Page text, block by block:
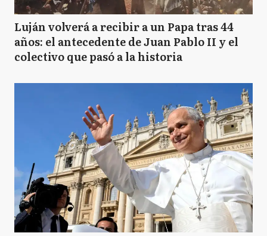
Luján volverá a recibir a un Papa tras 44
años: el antecedente de Juan Pablo II y el
colectivo que pasó a la historia